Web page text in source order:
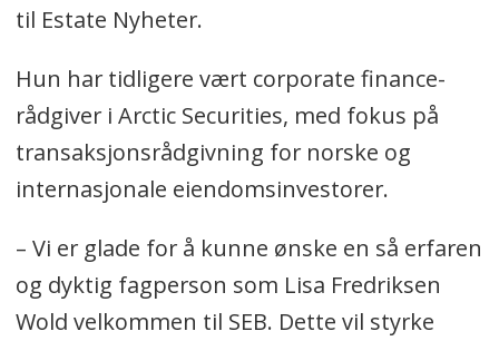
til Estate Nyheter.
Hun har tidligere vært corporate finance-
rådgiver i Arctic Securities, med fokus på
transaksjonsrådgivning for norske og
internasjonale eiendomsinvestorer.
– Vi er glade for å kunne ønske en så erfaren
og dyktig fagperson som Lisa Fredriksen
Wold velkommen til SEB. Dette vil styrke